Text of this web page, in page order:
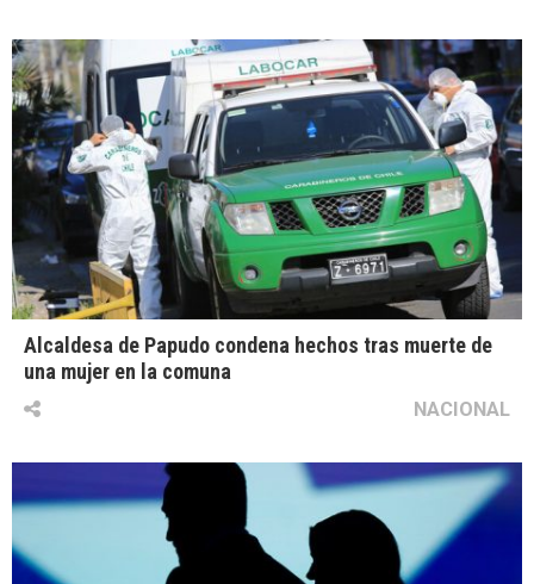
Alcaldesa de Papudo condena hechos tras muerte de
una mujer en la comuna
NACIONAL